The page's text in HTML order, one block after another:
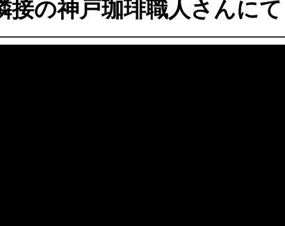
接の神戸珈琲職人さんにて